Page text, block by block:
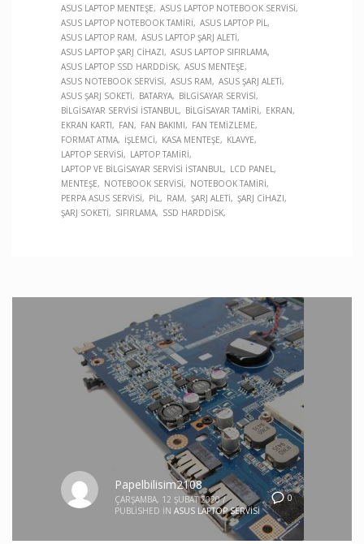
ASUS LAPTOP MENTEŞE
ASUS LAPTOP NOTEBOOK SERVISI
ASUS LAPTOP NOTEBOOK TAMIRI
ASUS LAPTOP PIL
ASUS LAPTOP RAM
ASUS LAPTOP ŞARJ ALETI
ASUS LAPTOP ŞARJ CIHAZI
ASUS LAPTOP SIFIRLAMA
ASUS LAPTOP SSD HARDDISK ASUS MENTEŞE
ASUS NOTEBOOK SERVISI
ASUS RAM
ASUS ŞARJ ALETI
ASUS ŞARJ SOKETI
BATARYA
BILGISAYAR SERVISI
BILGISAYAR SERVISI İSTANBUL
BILGISAYAR TAMIRI
EKRAN
EKRAN KARTI
FAN FAN BAKIMI
FAN TEMIZLEME
FORMAT ATMA
İŞLEMCI KASA MENTEŞE
KLAVYE
LAPTOP SERVISI
LAPTOP TAMIRI
LAPTOP VE BILGISAYAR SERVISI İSTANBUL
LCD PANEL
MENTEŞE
NOTEBOOK SERVISI
NOTEBOOK TAMIRI
PERPA ASUS SERVISI
PIL RAM ŞARJ ALETI
ŞARJ CIHAZI
ŞARJ SOKETI
SIFIRLAMA SSD HARDDISK
0
Papelbilisim2108
ÇARŞAMBA, 12 ŞUBAT 2020 /
PUBLISHED IN ASUS LAPTOP SERVISI